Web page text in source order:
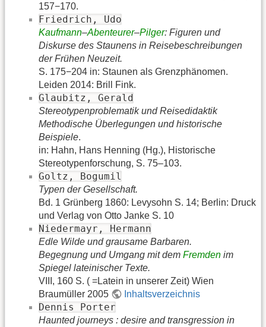
157−170.
Friedrich, Udo
Kaufmann–Abenteurer–Pilger: Figuren und
Diskurse des Staunens in Reisebeschreibungen
der Frühen Neuzeit.
S. 175−204 in: Staunen als Grenzphänomen.
Leiden 2014: Brill Fink.
Glaubitz, Gerald
Stereotypenproblematik und Reisedidaktik
Methodische Überlegungen und historische
Beispiele.
in: Hahn, Hans Henning (Hg.), Historische
Stereotypenforschung, S. 75–103.
Goltz, Bogumil
Typen der Gesellschaft.
Bd. 1 Grünberg 1860: Levysohn S. 14; Berlin: Druck
und Verlag von Otto Janke S. 10
Niedermayr, Hermann
Edle Wilde und grausame Barbaren.
Begegnung und Umgang mit dem Fremden im
Spiegel lateinischer Texte.
VIII, 160 S. ( =Latein in unserer Zeit) Wien
Braumüller 2005
Inhaltsverzeichnis
Dennis Porter
Haunted journeys : desire and transgression in